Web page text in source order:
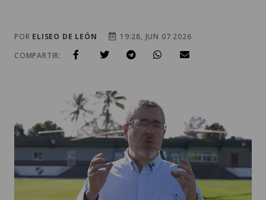
POR ELISEO DE LEÓN
19:28, JUN 07 2026
COMPARTIR: